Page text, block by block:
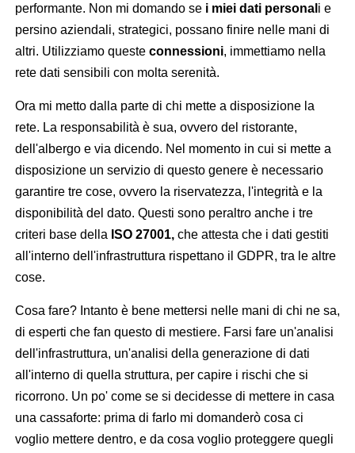
performante. Non mi domando se i miei dati personal i e
persino aziendali, strategici, possano finire nelle mani di
altri. Utilizziamo queste connessioni, immettiamo nella
rete dati sensibili con molta serenità.
Ora mi metto dalla parte di chi mette a disposizione la
rete. La responsabilità è sua, ovvero del ristorante,
dell'albergo e via dicendo. Nel momento in cui si mette a
disposizione un servizio di questo genere è necessario
garantire tre cose, ovvero la riservatezza, l'integrità e la
disponibilità del dato. Questi sono peraltro anche i tre
criteri base della ISO 27001, che attesta che i dati gestiti
all'interno dell'infrastruttura rispettano il GDPR, tra le altre
cose.
Cosa fare? Intanto è bene mettersi nelle mani di chi ne sa,
di esperti che fan questo di mestiere. Farsi fare un'analisi
dell'infrastruttura, un'analisi della generazione di dati
all'interno di quella struttura, per capire i rischi che si
ricorrono. Un po' come se si decidesse di mettere in casa
una cassaforte: prima di farlo mi domanderò cosa ci
voglio mettere dentro, e da cosa voglio proteggere quegli